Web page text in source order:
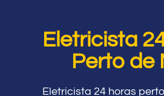
Eletricista
Perto de
Eletricista 24 horas